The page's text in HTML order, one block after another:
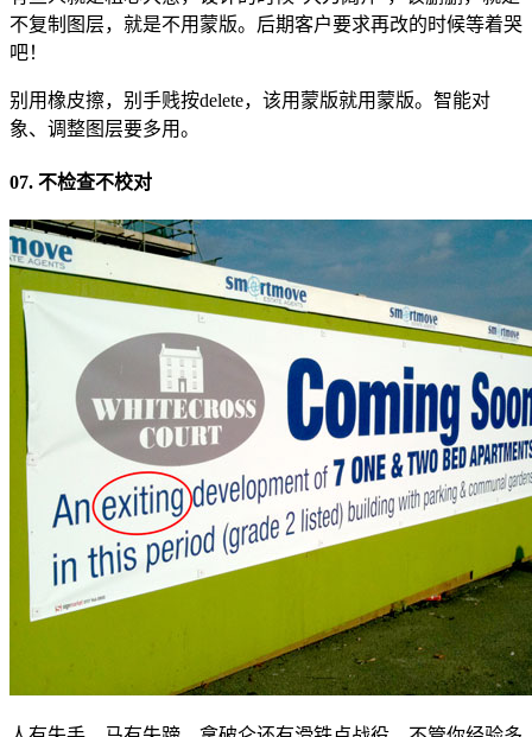
不复制图层，就是不用蒙版。后期客户要求再改的时候等着哭
吧！
别用橡皮擦，别手贱按delete，该用蒙版就用蒙版。智能对
象、调整图层要多用。
07. 不检查不校对